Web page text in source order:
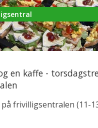
en kaffe -
frivilligsentralen (11-